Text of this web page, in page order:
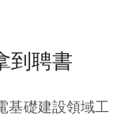
到聘書
礎建設領域工